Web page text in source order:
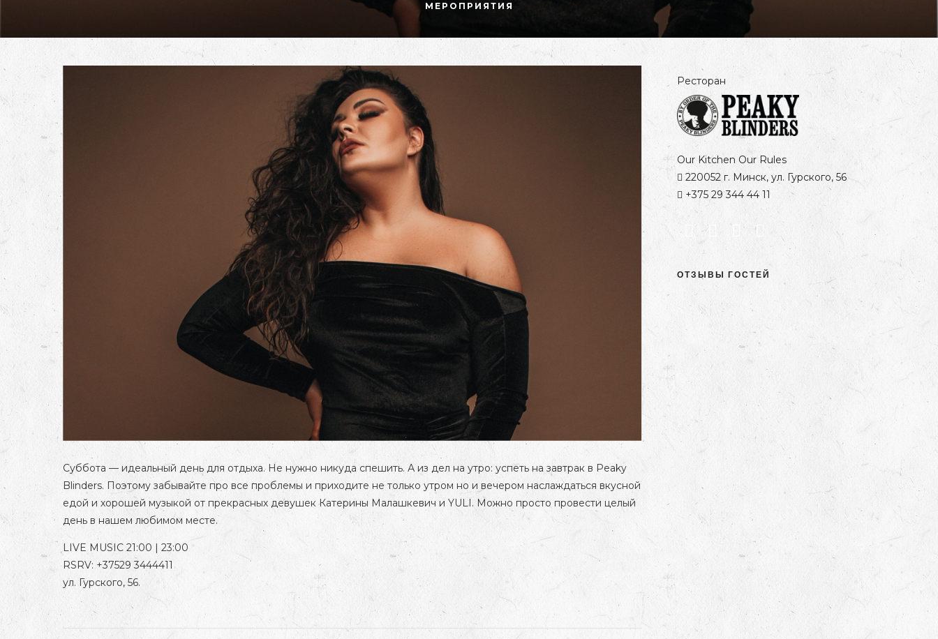
МЕРОПРИЯТИЯ
Суббота — идеальный день для отдыха. Не нужно никуда спешить. А из дел на утро: успеть на завтрак в Peaky
Blinders. Поэтому забывайте про все проблемы и приходите не только утром но и вечером наслаждаться вкусной
едой и хорошей музыкой от прекрасных девушек Катерины Малашкевич и YULI. Можно просто провести целый
день в нашем любимом месте.
LIVE MUSIC 21:00 | 23:00
RSRV: +37529 3444411
ул. Гурского, 56.
Ресторан
Our Kitchen Our Rules
220052 г. Минск, ул. Гурского, 56
+375 29 344 44 11
ОТЗЫВЫ ГОСТЕЙ